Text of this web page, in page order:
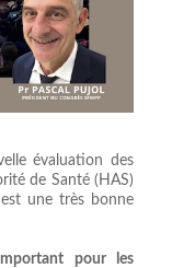
évaluation des
de Santé (HAS)
une très bonne
pour les